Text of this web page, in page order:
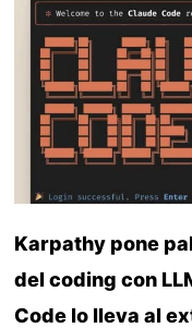
Karpathy pone
del coding con
Code lo lleva al